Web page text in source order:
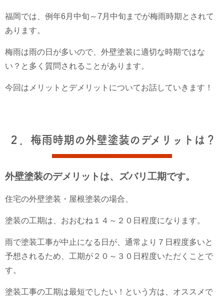
福岡では、例年6月中旬～7月中旬までが梅雨時期とされて
あります。
梅雨は雨の日が多いので、外壁塗装に適切な時期ではな
い？と多く質問されることがあります。
今回はメリットとデメリットについてお話していきます！
２．梅雨時期の外壁塗装のデメリットは？
外壁塗装のデメリットは、ズバリ工期です。
住宅の外壁塗装・屋根塗装の場合、
塗装の工期は、おおむね１４～２０日程度になります。
雨で塗装工事が中止になる日が、通常より７日程度多いと
予想されるため、工期が２０～３０日程度いただくことで
す。
塗装工事の工期は最短でしたい！という方は、オススメで